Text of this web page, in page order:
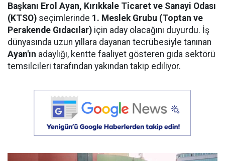
Başkanı Erol Ayan, Kırıkkale Ticaret ve Sanayi Odası
(KTSO) seçimlerinde 1. Meslek Grubu (Toptan ve
Perakende Gıdacılar) için aday olacağını duyurdu. İş
dünyasında uzun yıllara dayanan tecrübesiyle tanınan
Ayan'ın adaylığı, kentte faaliyet gösteren gıda sektörü
temsilcileri tarafından yakından takip ediliyor.